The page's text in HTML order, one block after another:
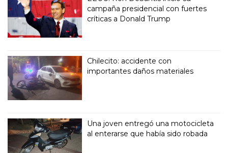
campaña presidencial con fuertes
críticas a Donald Trump
Chilecito: accidente con
importantes daños materiales
Una joven entregó una motocicleta
al enterarse que había sido robada